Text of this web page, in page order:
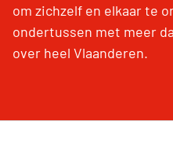
om zichzelf en elkaar te
ondertussen met meer
over heel Vlaanderen.